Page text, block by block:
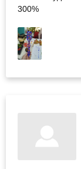
300%